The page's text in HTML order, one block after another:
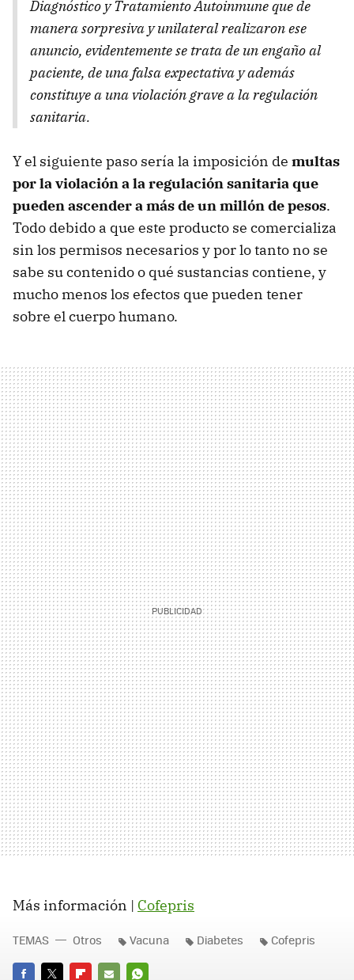
Diagnóstico y Tratamiento Autoinmune que de
manera sorpresiva y unilateral realizaron ese
anuncio, evidentemente se trata de un engaño al
paciente, de una falsa expectativa y además
constituye a una violación grave a la regulación
sanitaria.
Y el siguiente paso sería la imposición de multas
por la violación a la regulación sanitaria que
pueden ascender a más de un millón de pesos.
Todo debido a que este producto se comercializa
sin los permisos necesarios y por lo tanto no se
sabe su contenido o qué sustancias contiene, y
mucho menos los efectos que pueden tener
sobre el cuerpo humano.
Más información | Cofepris
TEMAS Otros Vacuna Diabetes Cofepris